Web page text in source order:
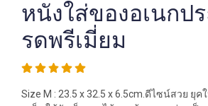
หนังใส่ของอเนกปร
รดพรีเมี่ยม
Size M : 23.5 x 32.5 x 6.5cm.ดีไซน์สวย ยุ